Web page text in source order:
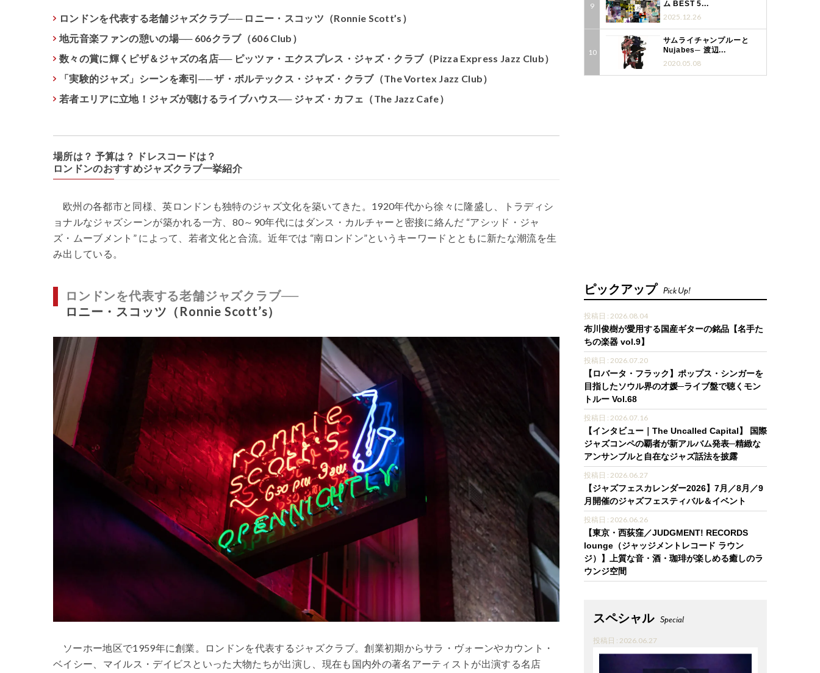
ロンドンを代表する老舗ジャズクラブ── ロニー・スコッツ（Ronnie Scott’s）
地元音楽ファンの憩いの場── 606クラブ（606 Club）
数々の賞に輝くピザ＆ジャズの名店── ピッツァ・エクスプレス・ジャズ・クラブ（Pizza Express Jazz Club）
「実験的ジャズ」シーンを牽引── ザ・ボルテックス・ジャズ・クラブ（The Vortex Jazz Club）
若者エリアに立地！ジャズが聴けるライブハウス── ジャズ・カフェ（The Jazz Cafe）
場所は？ 予算は？ ドレスコードは？
ロンドンのおすすめジャズクラブ一挙紹介
欧州の各都市と同様、英ロンドンも独特のジャズ文化を築いてきた。1920年代から徐々に隆盛し、トラディシ
ョナルなジャズシーンが築かれる一方、80～90年代にはダンス・カルチャーと密接に絡んだ “アシッド・ジャ
ズ・ムーブメント” によって、若者文化と合流。近年では “南ロンドン”というキーワードとともに新たな潮流を生
み出している。
ロンドンを代表する老舗ジャズクラブ──
ロニー・スコッツ（Ronnie Scott’s）
ソーホー地区で1959年に創業。ロンドンを代表するジャズクラブ。創業初期からサラ・ヴォーンやカウント・
ベイシー、マイルス・デイビスといった大物たちが出演し、現在も国内外の著名アーティストが出演する名店
ム BEST 5...
2025.12.26
サムライチャンプルーと
Nujabes─ 渡辺...
2020.05.08
ピックアップ Pick Up!
投稿日 : 2026.08.04
布川俊樹が愛用する国産ギターの銘品【名手た
ちの楽器 vol.9】
投稿日 : 2026.07.20
【ロバータ・フラック】ポップス・シンガーを
目指したソウル界の才媛─ライブ盤で聴くモン
トルー Vol.68
投稿日 : 2026.07.16
【インタビュー｜The Uncalled Capital】 国際
ジャズコンペの覇者が新アルバム発表─精緻な
アンサンブルと自在なジャズ話法を披露
投稿日 : 2026.06.27
【ジャズフェスカレンダー2026】7月／8月／9
月開催のジャズフェスティバル＆イベント
投稿日 : 2026.06.26
【東京・西荻窪／JUDGMENT! RECORDS
lounge（ジャッジメントレコード ラウン
ジ）】上質な音・酒・珈琲が楽しめる癒しのラ
ウンジ空間
スペシャル Special
投稿日 : 2026.06.27